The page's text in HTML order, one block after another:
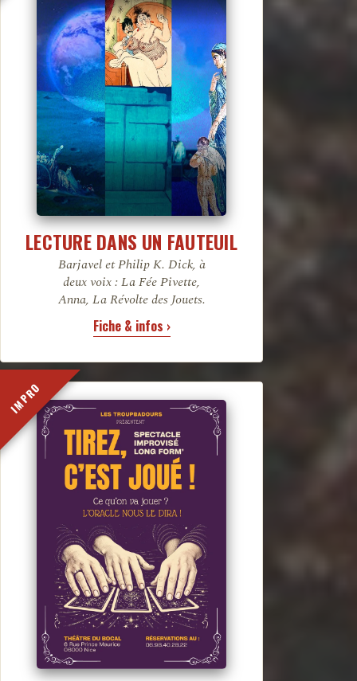
LECTURE DANS UN FAUTEUIL
Barjavel et Philip K. Dick, à
deux voix : La Fée Pivette,
Anna, La Révolte des Jouets.
Fiche & infos ›
IMPRO